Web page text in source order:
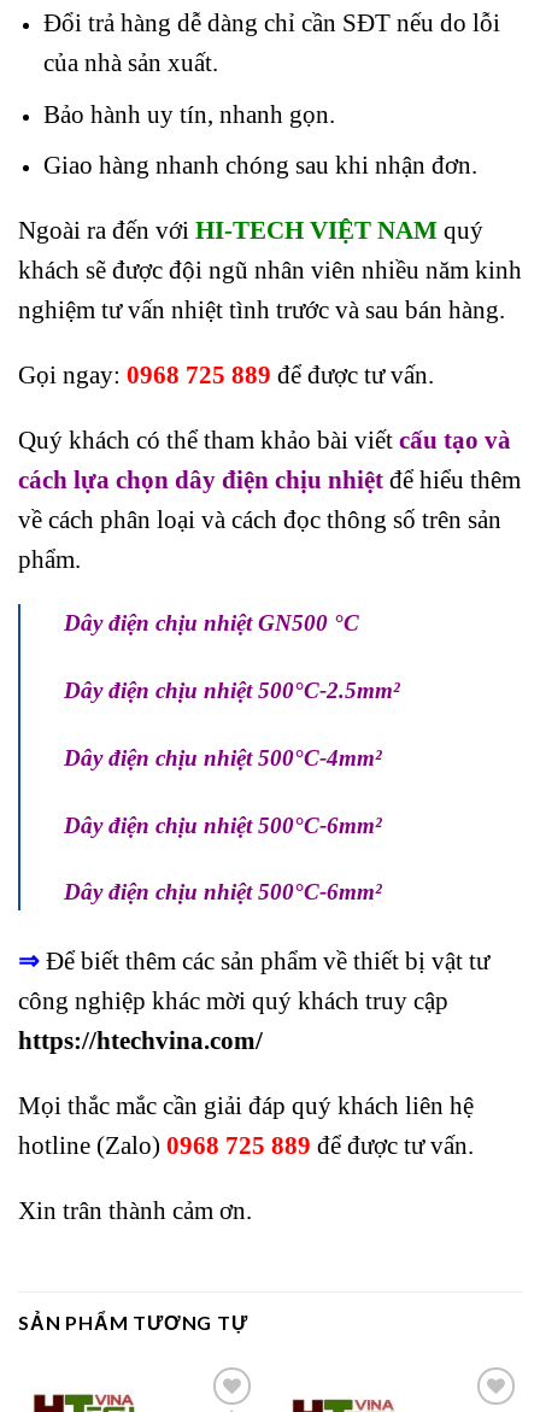
Đổi trả hàng dễ dàng chỉ cần SĐT nếu do lỗi
của nhà sản xuất.
Bảo hành uy tín, nhanh gọn.
Giao hàng nhanh chóng sau khi nhận đơn.
Ngoài ra đến với HI-TECH VIỆT NAM quý
khách sẽ được đội ngũ nhân viên nhiều năm kinh
nghiệm tư vấn nhiệt tình trước và sau bán hàng.
Gọi ngay: 0968 725 889 để được tư vấn.
Quý khách có thể tham khảo bài viết cấu tạo và
cách lựa chọn dây điện chịu nhiệt để hiểu thêm
về cách phân loại và cách đọc thông số trên sản
phẩm.
Dây điện chịu nhiệt GN500 °C
Dây điện chịu nhiệt 500°C-2.5mm²
Dây điện chịu nhiệt 500°C-4mm²
Dây điện chịu nhiệt 500°C-6mm²
Dây điện chịu nhiệt 500°C-6mm²
⇒ Để biết thêm các sản phẩm về thiết bị vật tư
công nghiệp khác mời quý khách truy cập
https://htechvina.com/
Mọi thắc mắc cần giải đáp quý khách liên hệ
hotline (Zalo) 0968 725 889 để được tư vấn.
Xin trân thành cảm ơn.
SẢN PHẨM TƯƠNG TỰ